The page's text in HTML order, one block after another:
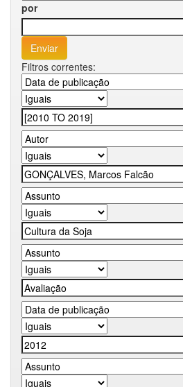
por
Filtros correntes: